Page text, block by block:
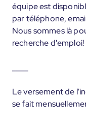
équipe est
par téléphone,
Nous sommes là
recherche d'emploi!
Le versement de
se fait